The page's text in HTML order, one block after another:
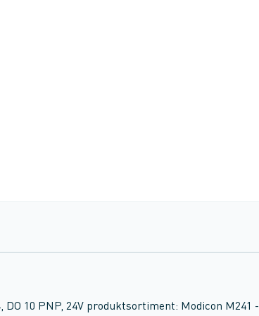
DO 10 PNP, 24V produktsortiment: Modicon M241 -